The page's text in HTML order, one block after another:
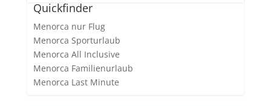
Quickfinder
Menorca nur Flug
Menorca Sporturlaub
Menorca All Inclusive
Menorca Familienurlaub
Menorca Last Minute